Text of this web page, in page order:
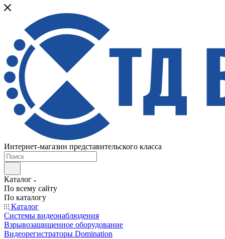
Интернет-магазин представительского класса
Каталог
По всему сайту
По каталогу
Каталог
Системы видеонаблюдения
Взрывозащищенное оборудование
Видеорегистраторы Domination